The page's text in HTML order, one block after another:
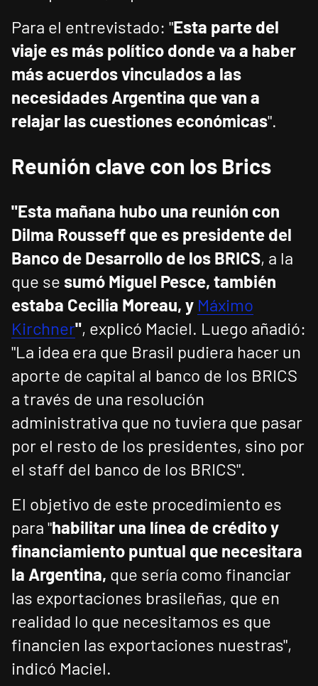
Para el entrevistado: "Esta parte del
viaje es más político donde va a haber
más acuerdos vinculados a las
necesidades Argentina que van a
relajar las cuestiones económicas".
Reunión clave con los Brics
"Esta mañana hubo una reunión con
Dilma Rousseff que es presidente del
Banco de Desarrollo de los BRICS, a la
que se sumó Miguel Pesce, también
estaba Cecilia Moreau, y Máximo
Kirchner", explicó Maciel. Luego añadió:
"La idea era que Brasil pudiera hacer un
aporte de capital al banco de los BRICS
a través de una resolución
administrativa que no tuviera que pasar
por el resto de los presidentes, sino por
el staff del banco de los BRICS".
El objetivo de este procedimiento es
para "habilitar una línea de crédito y
financiamiento puntual que necesitara
la Argentina, que sería como financiar
las exportaciones brasileñas, que en
realidad lo que necesitamos es que
financien las exportaciones nuestras",
indicó Maciel.